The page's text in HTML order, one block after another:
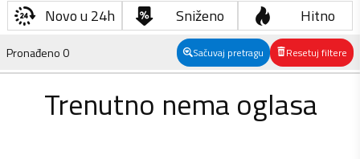
Novo u 24h Sniženo Hitno
Pronađeno0 Sačuvaj pretragu Resetuj filtere
Trenutno nema oglasa